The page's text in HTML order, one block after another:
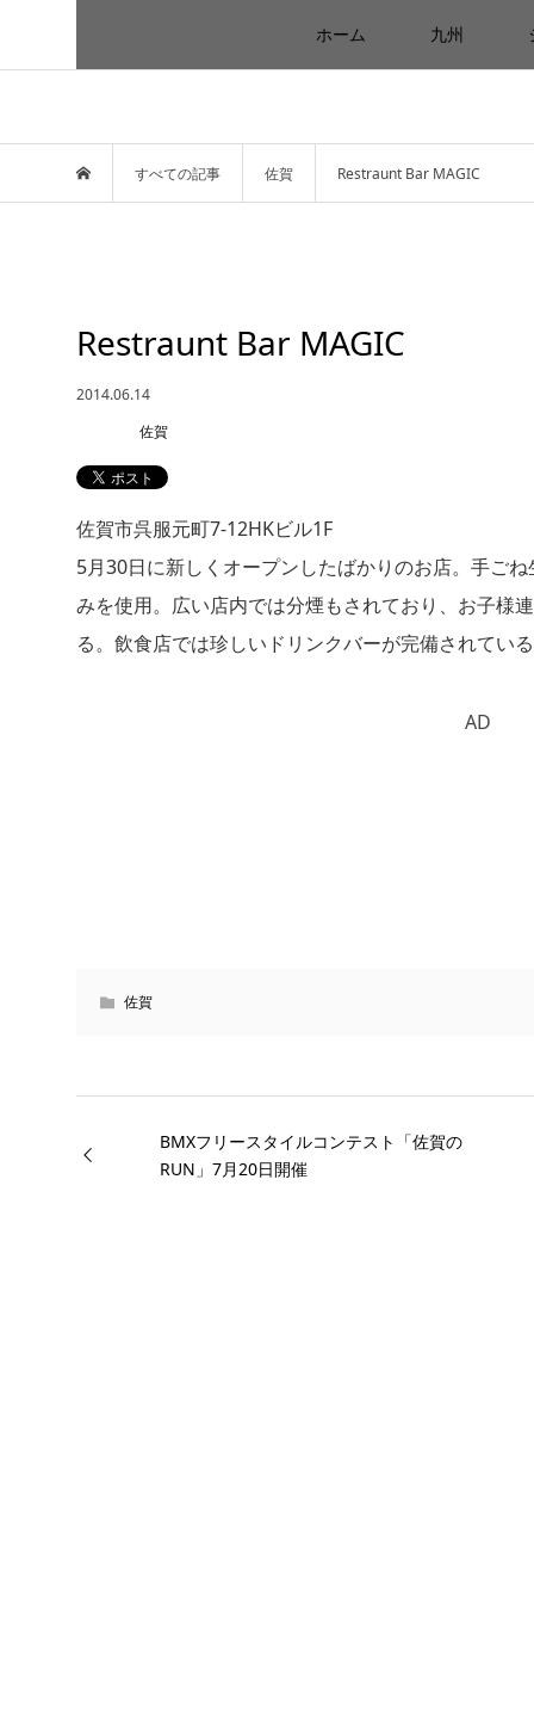
ホーム 九州
すべての記事 佐賀 Restraunt Bar MAGIC
Restraunt Bar MAGIC
2014.06.14
佐賀
佐賀市呉服元町7-12HKビル1F
5月30日に新しくオープンしたばかりのお店。手ご
みを使用。広い店内では分煙もされており、お子様
る。飲食店では珍しいドリンクバーが完備されてい
AD
佐賀
BMXフリースタイルコンテスト「佐賀の
RUN」7月20日開催